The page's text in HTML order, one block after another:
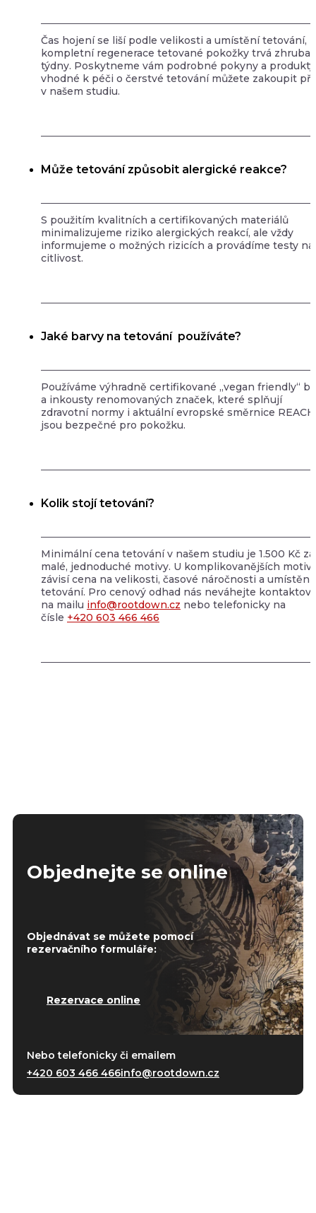
Čas hojení se liší podle velikosti a umístění tetování,
kompletní regenerace tetované pokožky trvá zhruba
týdny. Poskytneme vám podrobné pokyny a produkty
vhodné k péči o čerstvé tetování můžete zakoupit
v našem studiu.
Může tetování způsobit alergické reakce?
S použitím kvalitních a certifikovaných materiálů
minimalizujeme riziko alergických reakcí, ale vždy
informujeme o možných rizicích a provádíme testy na
citlivost.
Jaké barvy na tetování používáte?
Používáme výhradně certifikované „vegan friendly“
a inkousty renomovaných značek, které splňují
zdravotní normy i aktuální evropské směrnice
jsou bezpečné pro pokožku.
Kolik stojí tetování?
Minimální cena tetování v našem studiu je 1.500 Kč za
malé, jednoduché motivy. U komplikovanějších
závisí cena na velikosti, časové náročnosti a umístění
tetování. Pro cenový odhad nás neváhejte
na mailu info@rootdown.cz nebo telefonicky na
čísle +420 603 466 466
Objednejte se online
Objednávat se můžete pomocí
rezervačního formuláře:
Rezervace online
Nebo telefonicky či emailem
+420 603 466 466info@rootdown.cz